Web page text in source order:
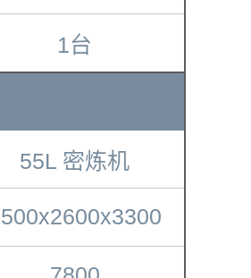
1台
55L 密炼机